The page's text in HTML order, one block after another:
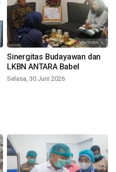
Sinergitas Budayawan dan
LKBN ANTARA Babel
Selasa, 30 Juni 2026